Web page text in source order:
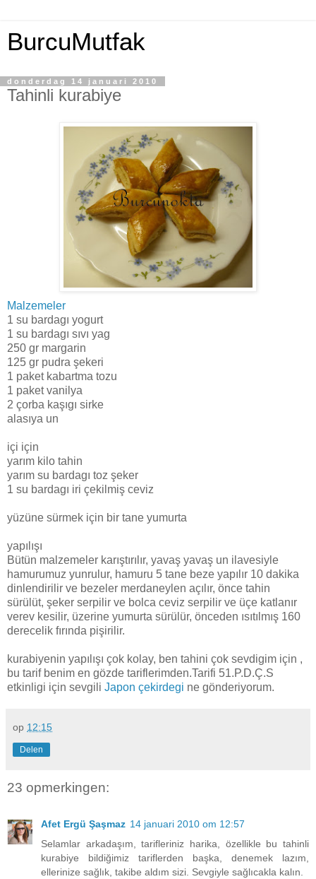
BurcuMutfak
donderdag 14 januari 2010
Tahinli kurabiye
Malzemeler
1 su bardagı yogurt
1 su bardagı sıvı yag
250 gr margarin
125 gr pudra şekeri
1 paket kabartma tozu
1 paket vanilya
2 çorba kaşıgı sirke
alasıya un
içi için
yarım kilo tahin
yarım su bardagı toz şeker
1 su bardagı iri çekilmiş ceviz
yüzüne sürmek için bir tane yumurta
yapılışı
Bütün malzemeler karıştırılır, yavaş yavaş un ilavesiyle
hamurumuz yunrulur, hamuru 5 tane beze yapılır 10 dakika
dinlendirilir ve bezeler merdaneylen açılır, önce tahin
sürülüt, şeker serpilir ve bolca ceviz serpilir ve üçe katlanır
verev kesilir, üzerine yumurta sürülür, önceden ısıtılmış 160
derecelik fırında pişirilir.
kurabiyenin yapılışı çok kolay, ben tahini çok sevdigim için ,
bu tarif benim en gözde tariflerimden.Tarifi 51.P.D.Ç.S
etkinligi için sevgili Japon çekirdegi ne gönderiyorum.
op 12:15
Delen
23 opmerkingen:
Afet Ergü Şaşmaz 14 januari 2010 om 12:57
Selamlar arkadaşım, tarifleriniz harika, özellikle bu tahinli
kurabiye bildiğimiz tariflerden başka, denemek lazım,
ellerinize sağlık, takibe aldım sizi. Sevgiyle sağlıcakla kalın.